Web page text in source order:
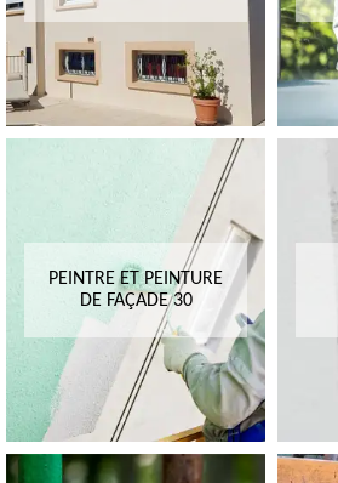
PEINTRE ET PEINTURE
DE FAÇADE 30